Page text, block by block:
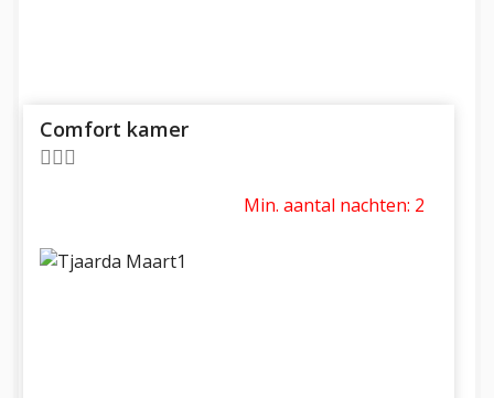
Comfort kamer
Min. aantal nachten: 2